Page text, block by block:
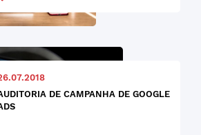
DE CAMPANHA DE GOOGLE